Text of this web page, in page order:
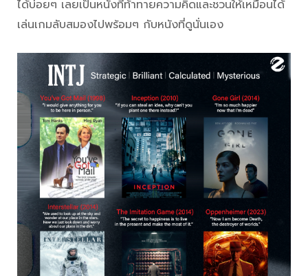
ได้บ่อยๆ เลยเป็นหนังที่ท้าทายความคิดและชวนให้เหมือนได้
เล่นเกมลับสมองไปพร้อมๆ กับหนังที่ดูนั่นเอง